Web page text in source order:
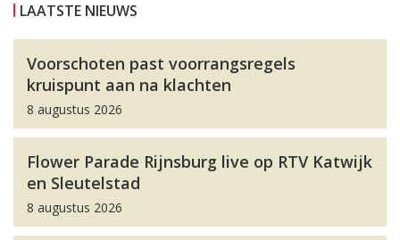
LAATSTE NIEUWS
Voorschoten past voorrangsregels
kruispunt aan na klachten
8 augustus 2026
Flower Parade Rijnsburg live op RTV Katwijk
en Sleutelstad
8 augustus 2026